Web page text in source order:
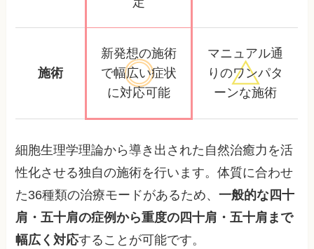
施術
新発想の施術
で幅広い症状
に対応可能
マニュアル通
りのワンパタ
ーンな施術
細胞生理学理論から導き出された自然治癒力を活
性化させる独自の施術を行います。体質に合わせ
た36種類の治療モードがあるため、一般的な四十
肩・五十肩の症例から重度の四十肩・五十肩まで
幅広く対応することが可能です。